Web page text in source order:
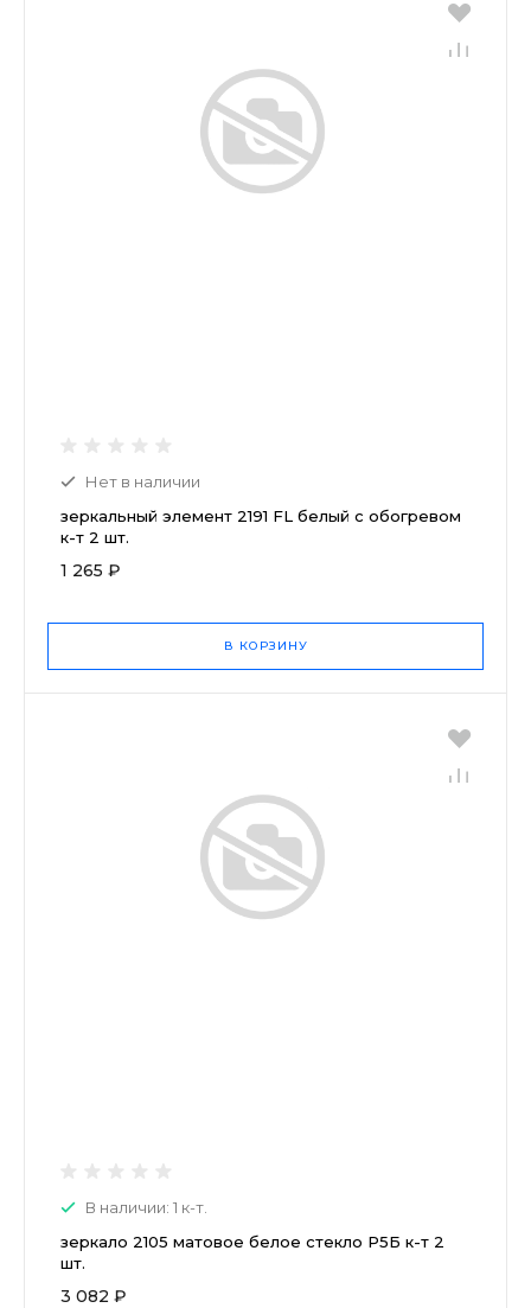
Нет в наличии
зеркальный элемент 2191 FL белый c обогревом
к-т 2 шт.
1 265 ₽
В КОРЗИНУ
В наличии: 1 к-т.
зеркало 2105 матовое белое стекло Р5Б к-т 2
шт.
3 082 ₽